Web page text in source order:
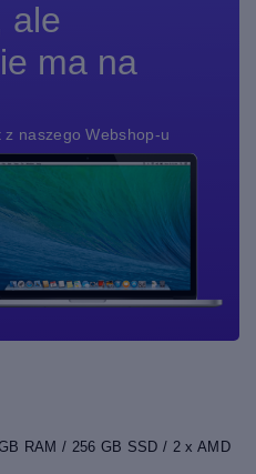
ale
ma na
naszego Webshop-u
RAM / 256 GB SSD / 2 x AMD